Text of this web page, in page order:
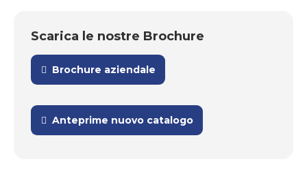
Scarica le nostre Brochure
Brochure aziendale
Anteprime nuovo catalogo